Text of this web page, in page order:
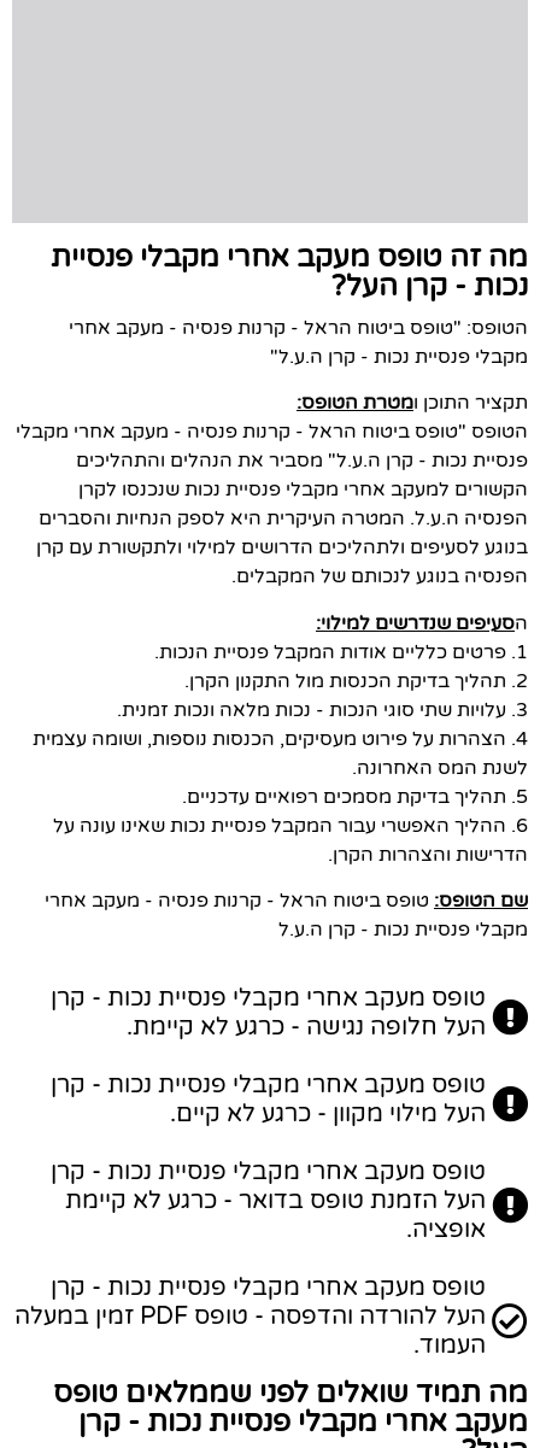
מה זה טופס מעקב אחרי מקבלי פנסיית
נכות - קרן העל?
הטופס: "טופס ביטוח הראל - קרנות פנסיה - מעקב אחרי
מקבלי פנסיית נכות - קרן ה.ע.ל"
תקציר התוכן ומטרת הטופס:
הטופס "טופס ביטוח הראל - קרנות פנסיה - מעקב אחרי מקבלי
פנסיית נכות - קרן ה.ע.ל" מסביר את הנהלים והתהליכים
הקשורים למעקב אחרי מקבלי פנסיית נכות שנכנסו לקרן
הפנסיה ה.ע.ל. המטרה העיקרית היא לספק הנחיות והסברים
בנוגע לסעיפים ולתהליכים הדרושים למילוי ולתקשורת עם קרן
הפנסיה בנוגע לנכותם של המקבלים.
הסעיפים שנדרשים למילוי:
1. פרטים כלליים אודות המקבל פנסיית הנכות.
2. תהליך בדיקת הכנסות מול התקנון הקרן.
3. עלויות שתי סוגי הנכות - נכות מלאה ונכות זמנית.
4. הצהרות על פירוט מעסיקים, הכנסות נוספות, ושומה עצמית
לשנת המס האחרונה.
5. תהליך בדיקת מסמכים רפואיים עדכניים.
6. ההליך האפשרי עבור המקבל פנסיית נכות שאינו עונה על
הדרישות והצהרות הקרן.
שם הטופס: טופס ביטוח הראל - קרנות פנסיה - מעקב אחרי
מקבלי פנסיית נכות - קרן ה.ע.ל
טופס מעקב אחרי מקבלי פנסיית נכות - קרן
העל חלופה נגישה - כרגע לא קיימת.
טופס מעקב אחרי מקבלי פנסיית נכות - קרן
העל מילוי מקוון - כרגע לא קיים.
טופס מעקב אחרי מקבלי פנסיית נכות - קרן
העל הזמנת טופס בדואר - כרגע לא קיימת
אופציה.
טופס מעקב אחרי מקבלי פנסיית נכות - קרן
העל להורדה והדפסה - טופס PDF זמין במעלה
העמוד.
מה תמיד שואלים לפני שממלאים טופס
מעקב אחרי מקבלי פנסיית נכות - קרן